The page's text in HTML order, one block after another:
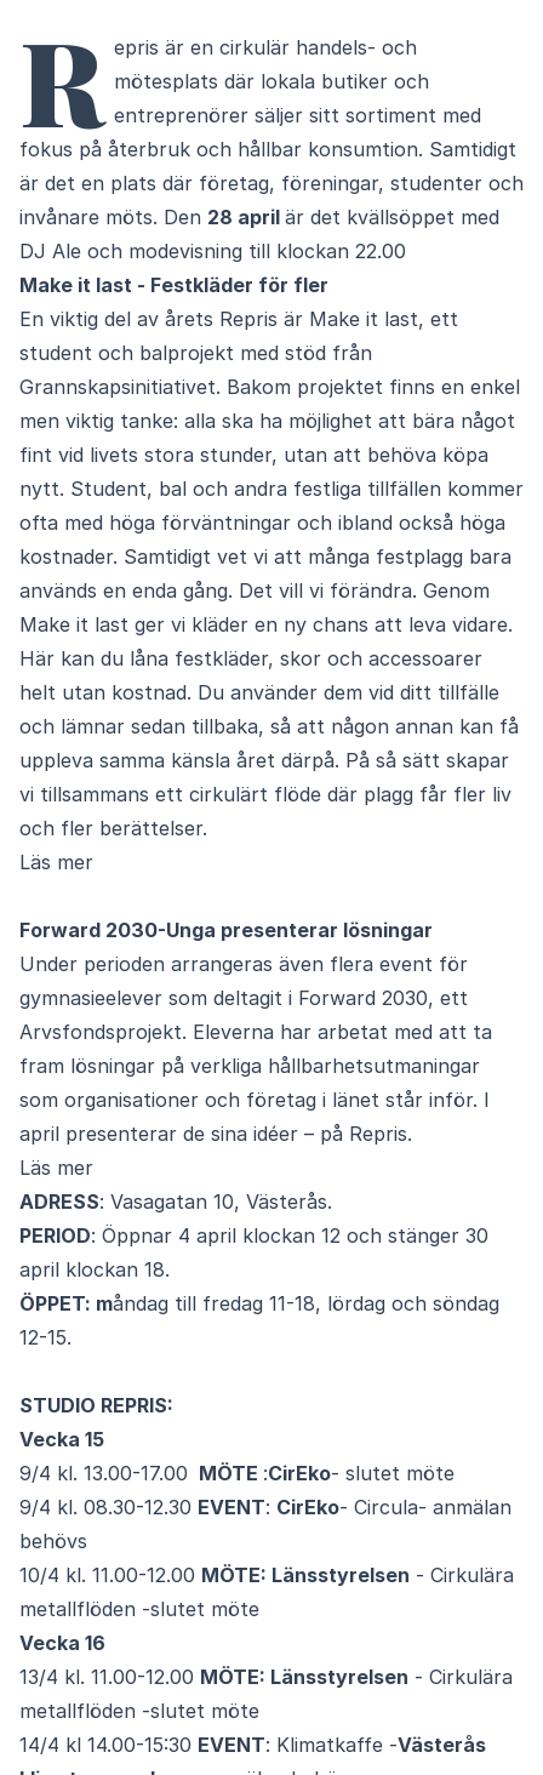
R epris är en cirkulär handels- och
mötesplats där lokala butiker och
entreprenörer säljer sitt sortiment med
fokus på återbruk och hållbar konsumtion. Samtidigt
är det en plats där företag, föreningar, studenter och
invånare möts. Den 28 april är det kvällsöppet med
DJ Ale och modevisning till klockan 22.00
Make it last - Festkläder för fler
En viktig del av årets Repris är Make it last, ett
student och balprojekt med stöd från
Grannskapsinitiativet. Bakom projektet finns en enkel
men viktig tanke: alla ska ha möjlighet att bära något
fint vid livets stora stunder, utan att behöva köpa
nytt. Student, bal och andra festliga tillfällen kommer
ofta med höga förväntningar och ibland också höga
kostnader. Samtidigt vet vi att många festplagg bara
används en enda gång. Det vill vi förändra. Genom
Make it last ger vi kläder en ny chans att leva vidare.
Här kan du låna festkläder, skor och accessoarer
helt utan kostnad. Du använder dem vid ditt tillfälle
och lämnar sedan tillbaka, så att någon annan kan få
uppleva samma känsla året därpå. På så sätt skapar
vi tillsammans ett cirkulärt flöde där plagg får fler liv
och fler berättelser.
Läs mer
Forward 2030-Unga presenterar lösningar
Under perioden arrangeras även flera event för
gymnasieelever som deltagit i Forward 2030, ett
Arvsfondsprojekt. Eleverna har arbetat med att ta
fram lösningar på verkliga hållbarhetsutmaningar
som organisationer och företag i länet står inför. I
april presenterar de sina idéer – på Repris.
Läs mer
ADRESS: Vasagatan 10, Västerås.
PERIOD: Öppnar 4 april klockan 12 och stänger 30
april klockan 18.
ÖPPET: måndag till fredag 11-18, lördag och söndag
12-15.
STUDIO REPRIS:
Vecka 15
9/4 kl. 13.00-17.00 MÖTE :CirEko- slutet möte
9/4 kl. 08.30-12.30 EVENT: CirEko- Circula- anmälan
behövs
10/4 kl. 11.00-12.00 MÖTE: Länsstyrelsen - Cirkulära
metallflöden -slutet möte
Vecka 16
13/4 kl. 11.00-12.00 MÖTE: Länsstyrelsen - Cirkulära
metallflöden -slutet möte
14/4 kl 14.00-15:30 EVENT: Klimatkaffe -Västerås